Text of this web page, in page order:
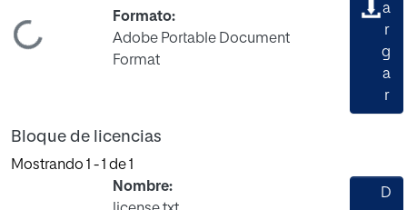
Formato:
Adobe Portable Document
Format
a
r
g
a
r
Bloque de licencias
Mostrando 1 - 1 de 1
Nombre:
D